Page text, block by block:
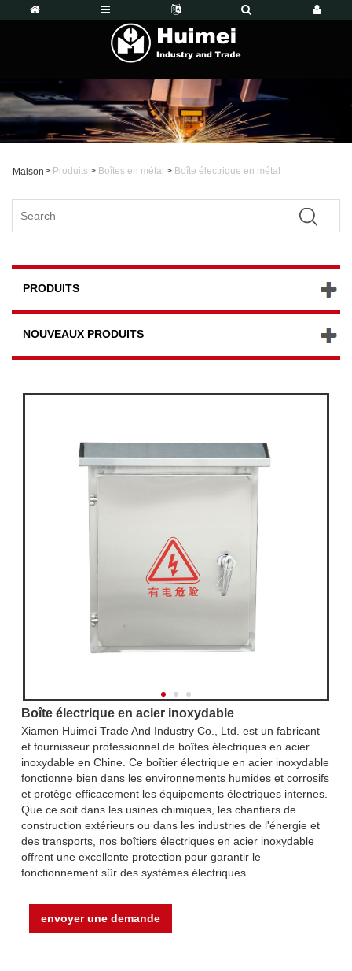
Maison> Produits > Boîtes en métal > Boîte électrique en métal
PRODUITS
NOUVEAUX PRODUITS
Boîte électrique en acier inoxydable
Xiamen Huimei Trade And Industry Co., Ltd. est un fabricant
et fournisseur professionnel de boîtes électriques en acier
inoxydable en Chine. Ce boîtier électrique en acier inoxydable
fonctionne bien dans les environnements humides et corrosifs
et protège efficacement les équipements électriques internes.
Que ce soit dans les usines chimiques, les chantiers de
construction extérieurs ou dans les industries de l'énergie et
des transports, nos boîtiers électriques en acier inoxydable
offrent une excellente protection pour garantir le
fonctionnement sûr des systèmes électriques.
envoyer une demande